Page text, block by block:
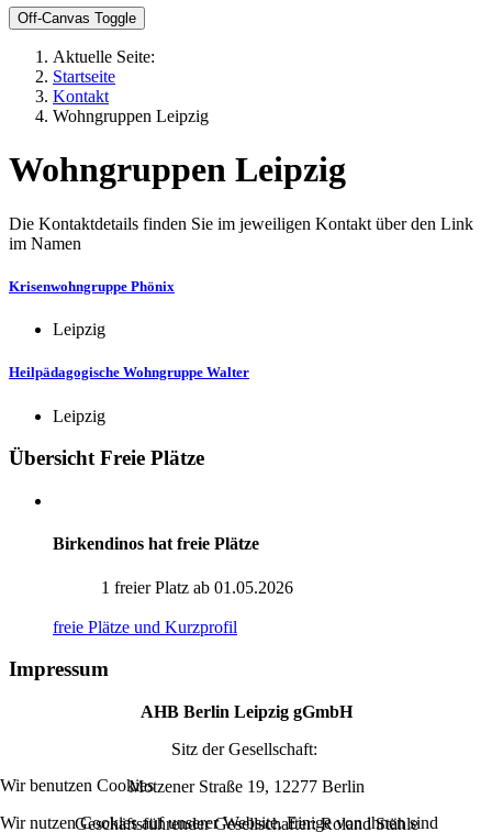
Off-Canvas Toggle
Aktuelle Seite:
Startseite
Kontakt
Wohngruppen Leipzig
Wohngruppen Leipzig
Die Kontaktdetails finden Sie im jeweiligen Kontakt über den Link
im Namen
Krisenwohngruppe Phönix
Leipzig
Heilpädagogische Wohngruppe Walter
Leipzig
Übersicht Freie Plätze
Birkendinos hat freie Plätze
1 freier Platz ab 01.05.2026
freie Plätze und Kurzprofil
Impressum
AHB Berlin Leipzig gGmbH
Sitz der Gesellschaft:
Motzener Straße 19, 12277 Berlin
Geschäftsführender Gesellschafter: Roland Stähle
Wir benutzen Cookies
Wir nutzen Cookies auf unserer Website. Einige von ihnen sind